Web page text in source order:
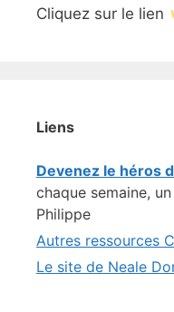
Cliquez sur le lien
Liens
Devenez le héros
chaque semaine,
Philippe
Autres ressources
Le site de Neale